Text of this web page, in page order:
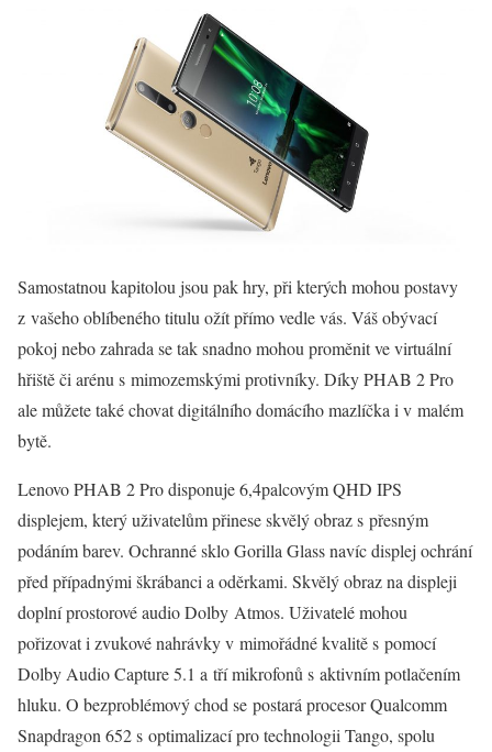
Samostatnou kapitolou jsou pak hry, při kterých mohou postavy
z vašeho oblíbeného titulu ožít přímo vedle vás. Váš obývací
pokoj nebo zahrada se tak snadno mohou proměnit ve virtuální
hřiště či arénu s mimozemskými protivníky. Díky PHAB 2 Pro
ale můžete také chovat digitálního domácího mazlíčka i v malém
bytě.
Lenovo PHAB 2 Pro disponuje 6,4palcovým QHD IPS
displejem, který uživatelům přinese skvělý obraz s přesným
podáním barev. Ochranné sklo Gorilla Glass navíc displej ochrání
před případnými škrábanci a oděrkami. Skvělý obraz na displeji
doplní prostorové audio Dolby Atmos. Uživatelé mohou
pořizovat i zvukové nahrávky v mimořádné kvalitě s pomocí
Dolby Audio Capture 5.1 a tří mikrofonů s aktivním potlačením
hluku. O bezproblémový chod se postará procesor Qualcomm
Snapdragon 652 s optimalizací pro technologii Tango, spolu